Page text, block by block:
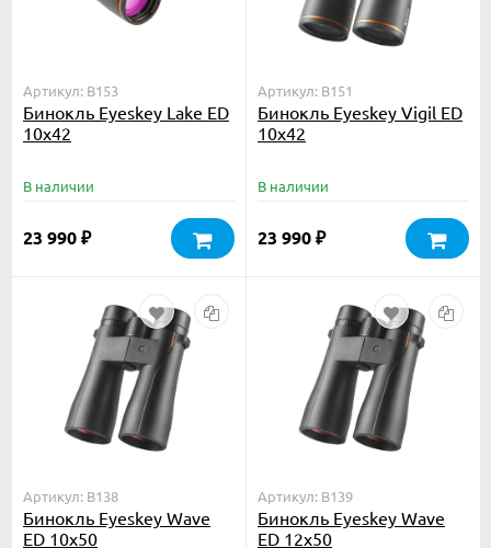
Артикул: B153
Бинокль Eyeskey Lake ED
10x42
В наличии
23 990 ₽
Артикул: B151
Бинокль Eyeskey Vigil ED
10x42
В наличии
23 990 ₽
Артикул: B138
Бинокль Eyeskey Wave
ED 10x50
Артикул: B139
Бинокль Eyeskey Wave
ED 12x50